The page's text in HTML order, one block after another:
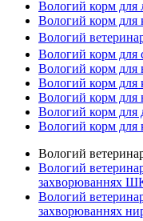
Вологий корм для
Вологий корм для
Вологий
Вологий корм для
Вологий корм для
Вологий корм для
Вологий корм для
Вологий корм для
Вологий корм для
Вологий
Вологий
захворюваннях
Вологий
захворюваннях